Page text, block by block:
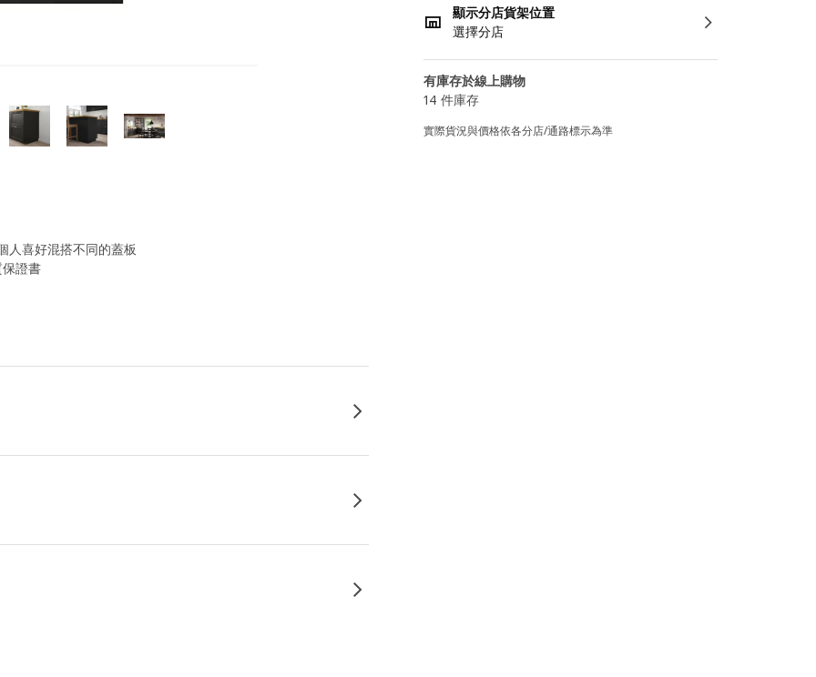
顯示分店貨架位置
選擇分店
有庫存於線上購物
14 件庫存
實際貨況與價格依各分店/通路標示為準
人喜好混搭不同的蓋板
證書